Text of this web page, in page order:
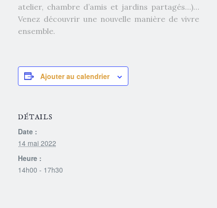
atelier, chambre d’amis et jardins partagés…)…
Venez découvrir une nouvelle manière de vivre
ensemble.
Ajouter au calendrier
DÉTAILS
Date :
14 mai 2022
Heure :
14h00 - 17h30